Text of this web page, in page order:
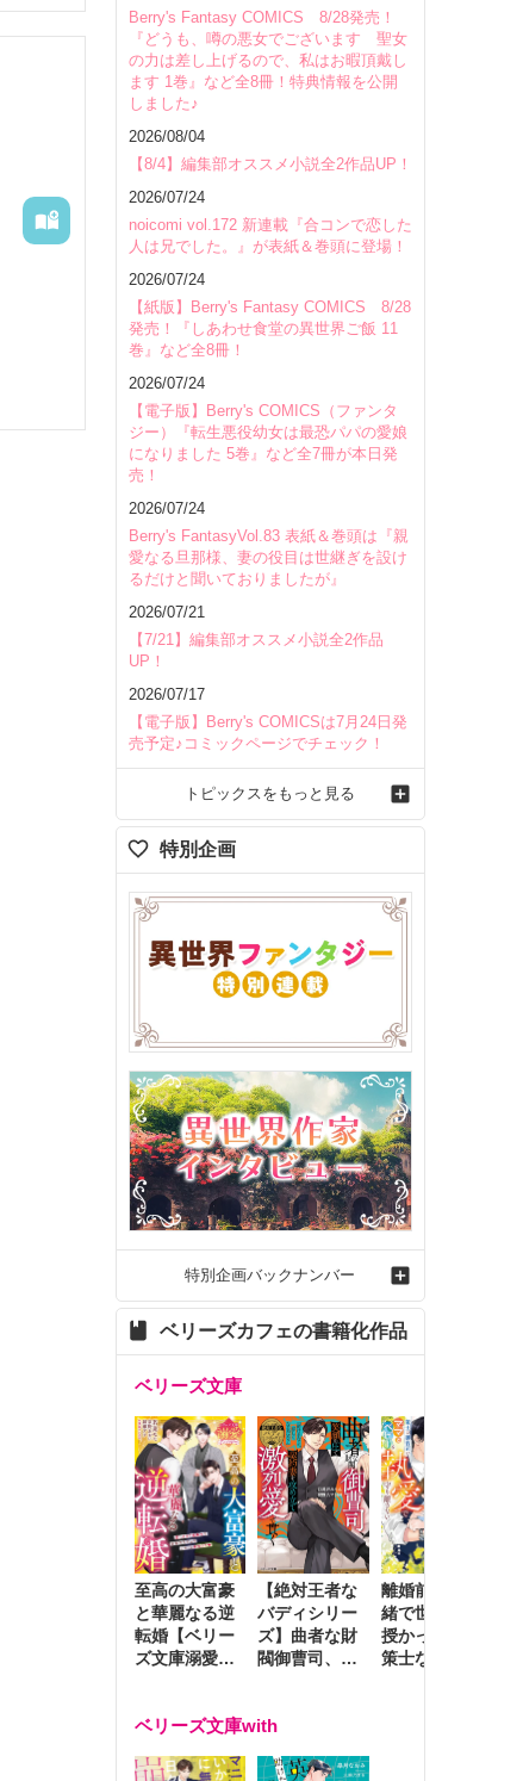
Berry's Fantasy COMICS 8/28発売！
『どうも、噂の悪女でございます 聖女
の力は差し上げるので、私はお暇頂戴し
ます 1巻』など全8冊！特典情報を公開
しました♪
2026/08/04
【8/4】編集部オススメ小説全2作品UP！
2026/07/24
noicomi vol.172 新連載『合コンで恋した
人は兄でした。』が表紙＆巻頭に登場！
2026/07/24
【紙版】Berry's Fantasy COMICS 8/28
発売！『しあわせ食堂の異世界ご飯 11
巻』など全8冊！
2026/07/24
【電子版】Berry's COMICS（ファンタ
ジー）『転生悪役幼女は最恐パパの愛娘
になりました 5巻』など全7冊が本日発
売！
2026/07/24
Berry's FantasyVol.83 表紙＆巻頭は『親
愛なる旦那様、妻の役目は世継ぎを設け
るだけと聞いておりましたが』
2026/07/21
【7/21】編集部オススメ小説全2作品
UP！
2026/07/17
【電子版】Berry's COMICSは7月24日発
売予定♪コミックページでチェック！
トピックスをもっと見る
特別企画
特別企画バックナンバー
ベリーズカフェの書籍化作品
ベリーズ文庫
至高の大富豪
と華麗なる逆
転婚【ベリー
ズ文庫溺愛ア
【絶対王者な
バディシリー
ズ】曲者な財
閥御曹司、笑
激烈愛で貫く
離婚前夜に内
緒で世継ぎを
授かったら～
策士な御曹司
ベリーズ文庫with